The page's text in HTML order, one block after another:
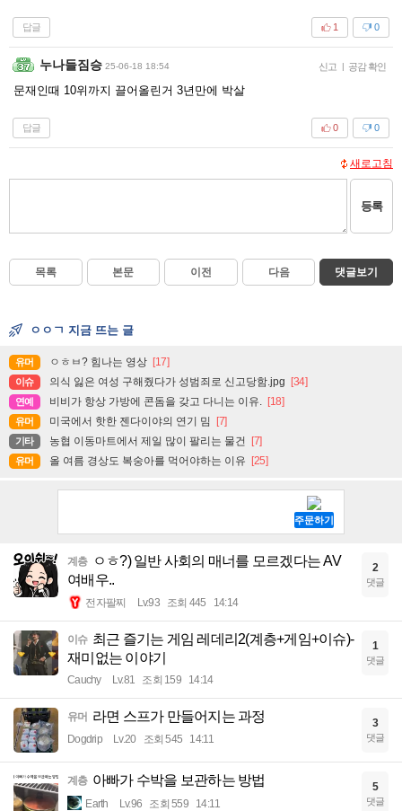
답글 0
1
누나들짐승 25-06-18 18:54 신고 | 공감 확인
문재인때 10위까지 끌어올린거 3년만에 박살
답글 0
0
새로고침
등록
목록 본문 이전 다음 댓글보기
ㅇㅇㄱ 지금 뜨는 글
유머 ㅇㅎㅂ? 힘나는 영상 [17]
이슈 의식 잃은 여성 구해줬다가 성범죄로 신고당함.jpg [34]
연예 비비가 항상 가방에 콘돔을 갖고 다니는 이유. [18]
유머 미국에서 핫한 젠다이야의 연기 밈 [7]
기타 농협 이동마트에서 제일 많이 팔리는 물건 [7]
유머 올 여름 경상도 복숭아를 먹어야하는 이유 [25]
계층
ㅇㅎ?) 일반 사회의 매너를 모르겠다는 AV
여배우..
전자팔찌 Lv.93 조회 445 14:14
2
댓글
이슈 최근 즐기는 게임 레데리2(계층+게임+이슈)-
재미없는 이야기
Cauchy Lv.81 조회 159 14:14
1
댓글
유머 라면 스프가 만들어지는 과정
Dogdrip Lv.20 조회 545 14:11
3
댓글
계층 아빠가 수박을 보관하는 방법
Earth Lv.96 조회 559 14:11
5
댓글